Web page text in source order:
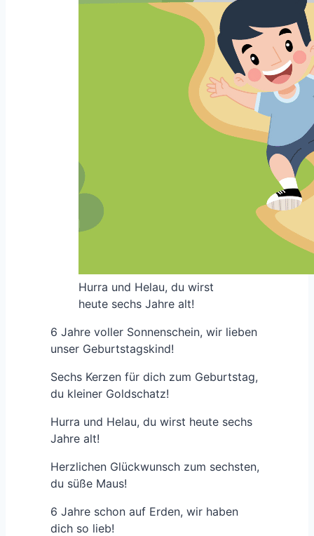
Hurra und Helau, du wirst
heute sechs Jahre alt!
6 Jahre voller Sonnenschein, wir lieben
unser Geburtstagskind!
Sechs Kerzen für dich zum Geburtstag,
du kleiner Goldschatz!
Hurra und Helau, du wirst heute sechs
Jahre alt!
Herzlichen Glückwunsch zum sechsten,
du süße Maus!
6 Jahre schon auf Erden, wir haben
dich so lieb!